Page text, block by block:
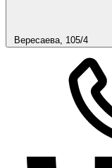
Вересаева, 105/4